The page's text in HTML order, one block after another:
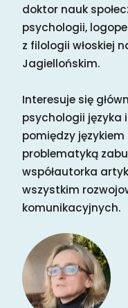
doktor nauk
psychologii,
z filologii włoskiej
Jagiellońskim.
Interesuje się
psychologii języka
pomiędzy
problematyką
współautorka
wszystkim
komunikacyjnych.